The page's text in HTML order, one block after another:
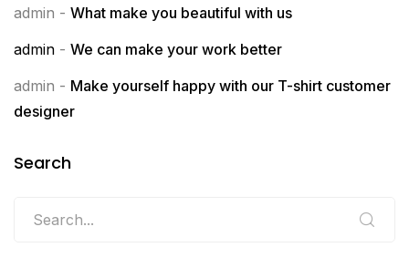
admin - What make you beautiful with us
admin - We can make your work better
admin - Make yourself happy with our T-shirt customer
designer
Search